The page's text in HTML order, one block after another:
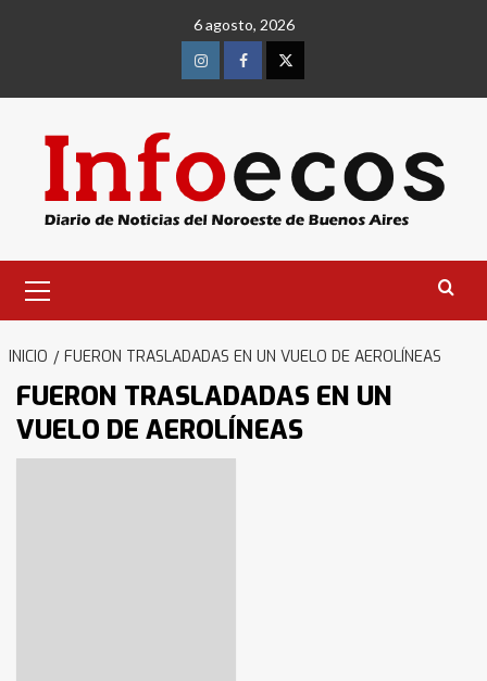
6 agosto, 2026
InstagramFacebookTwitter
primario
INICIO FUERON TRASLADADAS EN UN VUELO DE AEROLÍNEAS
FUERON TRASLADADAS EN UN
VUELO DE AEROLÍNEAS